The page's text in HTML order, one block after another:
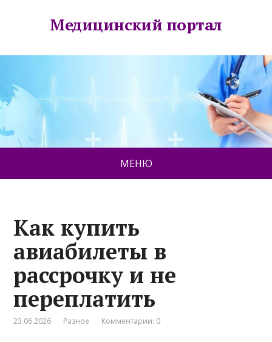
Медицинский портал
МЕНЮ
Как купить
авиабилеты в
рассрочку и не
переплатить
23.06.2026 Разное Комментарии: 0